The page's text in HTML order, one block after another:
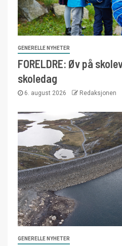
GENERELLE NYHETER
FORELDRE: Øv på
skoledag
6. august 2026 Redaksjonen
GENERELLE NYHETER